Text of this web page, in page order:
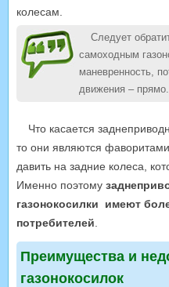
колесам.
Следует
самоходным
маневренность,
движения – прямо.
Что касается
то они являются
давить на задние колеса,
Именно поэтому
газонокосилки имеют
потребителей
Преимущества и
газонокосилок